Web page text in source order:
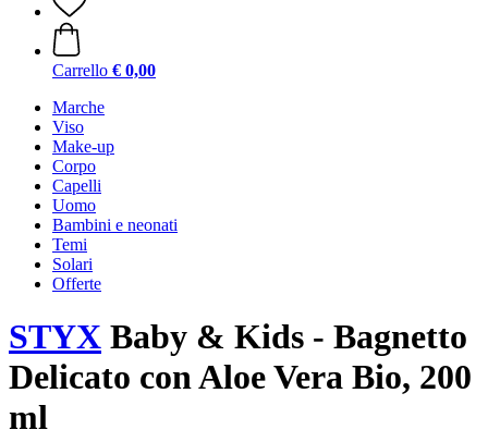
Carrello € 0,00
Marche
Viso
Make-up
Corpo
Capelli
Uomo
Bambini e neonati
Temi
Solari
Offerte
STYX Baby & Kids - Bagnetto
Delicato con Aloe Vera Bio, 200
ml